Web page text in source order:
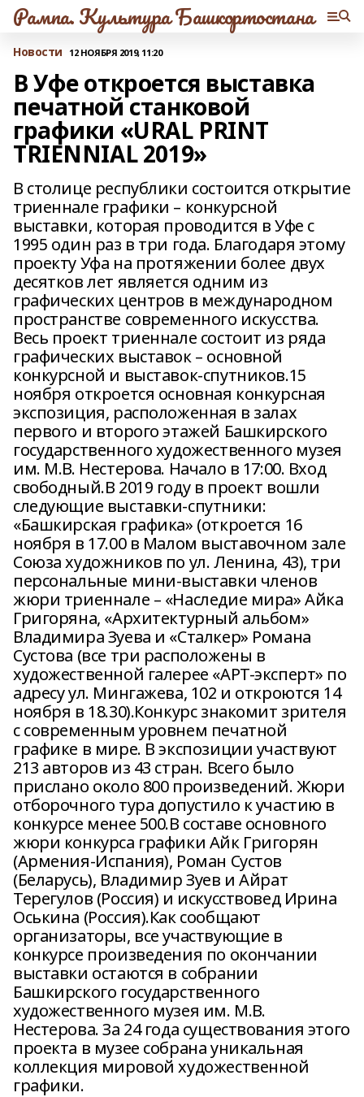
Рампа. Культура Башкортостана
Новости 12 НОЯБРЯ 2019, 11:20
В Уфе откроется выставка
печатной станковой
графики «URAL PRINT
TRIENNIAL 2019»
В столице республики состоится открытие
триеннале графики – конкурсной
выставки, которая проводится в Уфе с
1995 один раз в три года. Благодаря этому
проекту Уфа на протяжении более двух
десятков лет является одним из
графических центров в международном
пространстве современного искусства.
Весь проект триеннале состоит из ряда
графических выставок – основной
конкурсной и выставок-спутников.15
ноября откроется основная конкурсная
экспозиция, расположенная в залах
первого и второго этажей Башкирского
государственного художественного музея
им. М.В. Нестерова. Начало в 17:00. Вход
свободный.В 2019 году в проект вошли
следующие выставки-спутники:
«Башкирская графика» (откроется 16
ноября в 17.00 в Малом выставочном зале
Союза художников по ул. Ленина, 43), три
персональные мини-выставки членов
жюри триеннале – «Наследие мира» Айка
Григоряна, «Архитектурный альбом»
Владимира Зуева и «Сталкер» Романа
Сустова (все три расположены в
художественной галерее «АРТ-эксперт» по
адресу ул. Мингажева, 102 и откроются 14
ноября в 18.30).Конкурс знакомит зрителя
с современным уровнем печатной
графике в мире. В экспозиции участвуют
213 авторов из 43 стран. Всего было
прислано около 800 произведений. Жюри
отборочного тура допустило к участию в
конкурсе менее 500.В составе основного
жюри конкурса графики Айк Григорян
(Армения-Испания), Роман Сустов
(Беларусь), Владимир Зуев и Айрат
Терегулов (Россия) и искусствовед Ирина
Оськина (Россия).Как сообщают
организаторы, все участвующие в
конкурсе произведения по окончании
выставки остаются в собрании
Башкирского государственного
художественного музея им. М.В.
Нестерова. За 24 года существования этого
проекта в музее собрана уникальная
коллекция мировой художественной
графики.